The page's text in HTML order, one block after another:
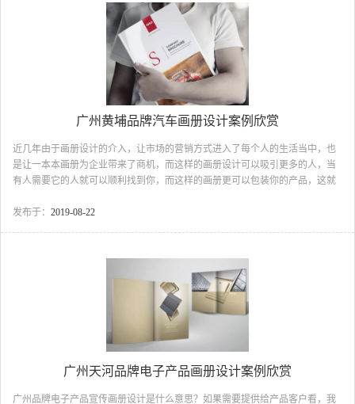
义： 1、首先要明白的是目录主要的内容是记录文件名列表和子目录列表，
而不是实际存放数据的地...
广州黄埔品牌汽车画册设计案例欣赏
近几年由于画册设计的介入，让市场的营销方式进入了每个人的生活当中，也
是让一本本画册为企业带来了商机，而这样的画册设计可以吸引更多的人，当
有人需要它的人就可以顺利找到你，而这样的画册更可以包装你的产品，这就
我们与 古柏一起欣赏广州黄埔品牌汽车画册设计：广州黄埔品牌汽车画册设
图广州黄埔品牌汽车画册设计图广州黄埔品牌汽车画册设计图此次广州黄埔品
牌汽车画册设计项目，古柏品牌设计这边也是与该企业领导沟...
发布于： 2019-08-22
广州天河品牌电子产品画册设计案例欣赏
广州品牌电子产品宣传画册设计是什么意思？如果需要提供给产品客户看，我